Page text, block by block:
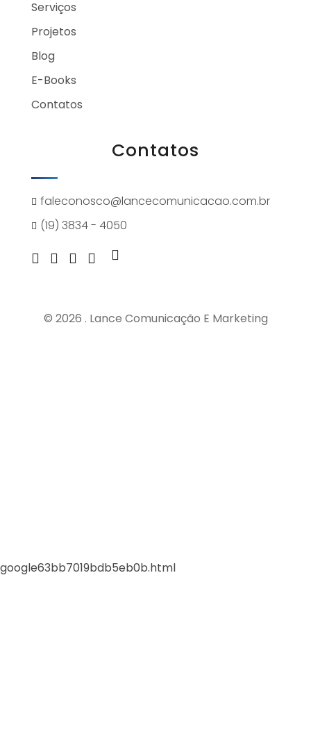
Serviços
Projetos
Blog
E-Books
Contatos
Contatos
faleconosco@lancecomunicacao.com.br
(19) 3834 - 4050
© 2026 . Lance Comunicação E Marketing
google63bb7019bdb5eb0b.html